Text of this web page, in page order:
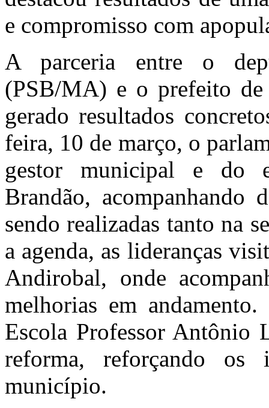
e compromisso com
A parceria entre o
(PSB/MA) e o prefeito
gerado resultados
feira, 10 de março, o
gestor municipal e do
Brandão, acompanhando
sendo realizadas tanto na
a agenda, as lideranças
Andirobal, onde
melhorias em
Escola Professor Antônio
reforma, reforçando os
município.